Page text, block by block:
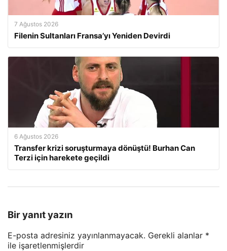
7 Ağustos 2026
Filenin Sultanları Fransa’yı Yeniden Devirdi
6 Ağustos 2026
Transfer krizi soruşturmaya dönüştü! Burhan Can
Terzi için harekete geçildi
Bir yanıt yazın
E-posta adresiniz yayınlanmayacak. Gerekli alanlar *
ile işaretlenmişlerdir